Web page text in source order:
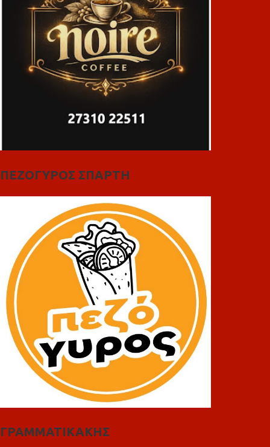
ΠΕΖΟΓΥΡΟΣ ΣΠΑΡΤΗ
ΓΡΑΜΜΑΤΙΚΑΚΗΣ